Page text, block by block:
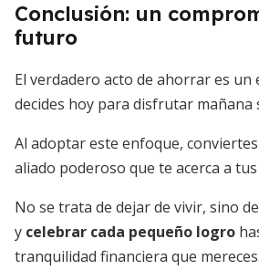
Conclusión: un
futuro
El verdadero acto de ahorrar es un
decides hoy para disfrutar mañana
Al adoptar este enfoque,
aliado poderoso que te acerca a
No se trata de dejar de vivir, sino
y celebrar cada pequeño logro
tranquilidad financiera que mereces.